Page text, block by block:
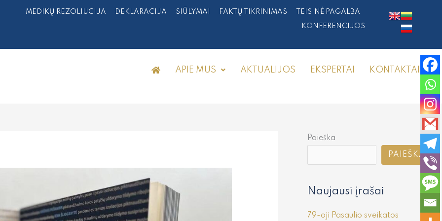
MEDIKŲ REZOLIUCIJA DEKLARACIJA SIŪLYMAI FAKTŲ TIKRINIMAS TEISINĖ PAGALBA
KONFERENCIJOS
APIE MUS AKTUALIJOS EKSPERTAI KONTAKTAI
Paieška
PAIEŠKA
Naujausi įrašai
79-oji Pasaulio sveikatos